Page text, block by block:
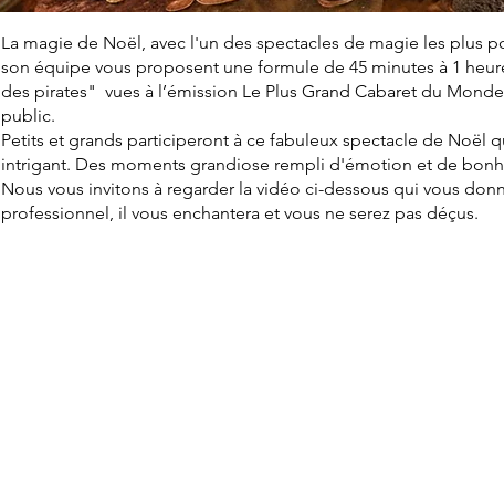
La magie de Noël, avec l'un des spectacles de magie les plus
son équipe vous proposent une formule de 45 minutes à 1
des pirates" vues à l’émission Le Plus Grand Cabaret du
public.
Petits et grands participeront à ce fabuleux spectacle de Noël
intrigant. Des moments grandiose rempli d'émotion et de
Nous vous invitons à regarder la vidéo ci-dessous qui vous
professionnel, il vous enchantera et vous ne serez pas déçus.